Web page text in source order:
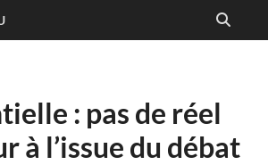
: pas de réel
à l’issue du débat